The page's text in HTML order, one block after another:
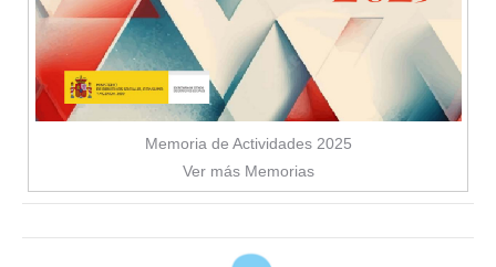
Memoria de Actividades 2025
Ver más Memorias